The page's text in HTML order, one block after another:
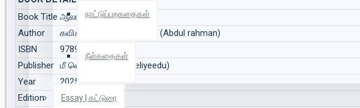
நாட்டுப்புறகதைகள்
நீள்கதைகள்
Essay | கட்டுரை
Book Title ஆலாபனை (Aalapanai)
Author
கவிக்கோ.அப்துல் ரகுமான் (Abdul rahman)
ISBN
9789349539693
Publisher மீ வெளியீடு (Mee Veliyeedu)
Year
2025
Edition
1